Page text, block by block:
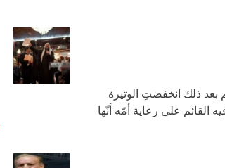
بعد ذلك انخفضتِ الوتيرة
القائم على رعاية أمّه أنّها